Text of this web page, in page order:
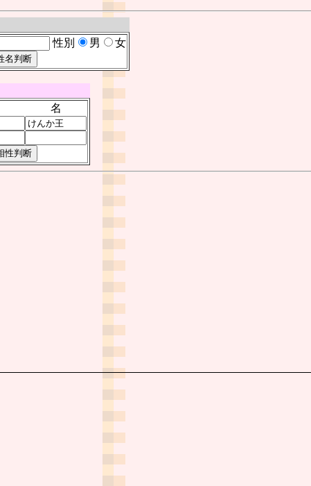
性別 男 女
名